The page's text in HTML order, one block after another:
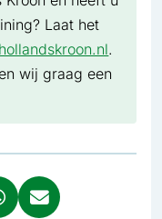
Laat het
.
wij graag een